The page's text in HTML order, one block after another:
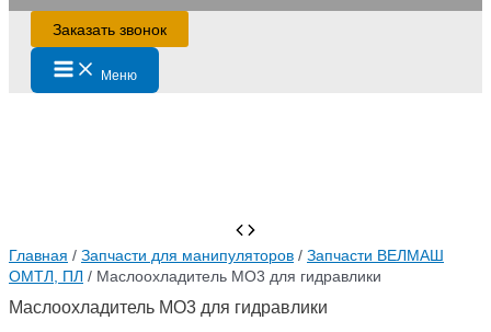
Заказать звонок
Main
Menu Меню
Главная / Запчасти для манипуляторов / Запчасти ВЕЛМАШ
ОМТЛ, ПЛ / Маслоохладитель МО3 для гидравлики
Маслоохладитель МО3 для гидравлики